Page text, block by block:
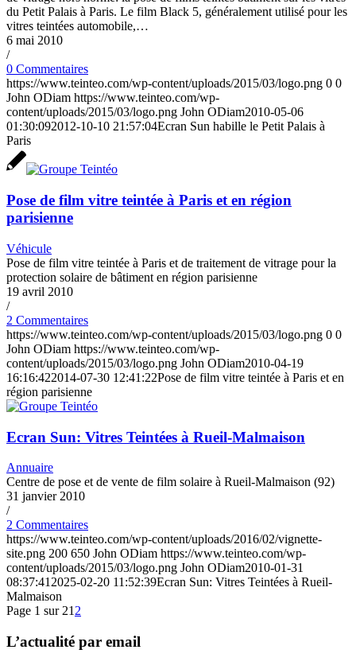
du Petit Palais à Paris. Le film Black 5, généralement utilisé pour les
vitres teintées automobile,…
6 mai 2010
/
0 Commentaires
https://www.teinteo.com/wp-content/uploads/2015/03/logo.png 0 0
John ODiam https://www.teinteo.com/wp-
content/uploads/2015/03/logo.png John ODiam2010-05-06
01:30:092012-10-10 21:57:04Ecran Sun habille le Petit Palais à
Paris
Pose de film vitre teintée à Paris et en région
parisienne
Véhicule
Pose de film vitre teintée à Paris et de traitement de vitrage pour la
protection solaire de bâtiment en région parisienne
19 avril 2010
/
2 Commentaires
https://www.teinteo.com/wp-content/uploads/2015/03/logo.png 0 0
John ODiam https://www.teinteo.com/wp-
content/uploads/2015/03/logo.png John ODiam2010-04-19
16:16:422014-07-30 12:41:22Pose de film vitre teintée à Paris et en
région parisienne
Ecran Sun: Vitres Teintées à Rueil-Malmaison
Annuaire
Centre de pose et de vente de film solaire à Rueil-Malmaison (92)
31 janvier 2010
/
2 Commentaires
https://www.teinteo.com/wp-content/uploads/2016/02/vignette-
site.png 200 650 John ODiam https://www.teinteo.com/wp-
content/uploads/2015/03/logo.png John ODiam2010-01-31
08:37:41 2025-02-20 11:52:39Ecran Sun: Vitres Teintées à Rueil-
Malmaison
Page 1 sur 21 2
L’actualité par email